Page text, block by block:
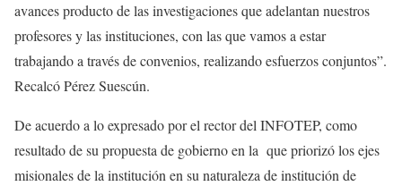
avances producto de las investigaciones que adelantan nuestros
profesores y las instituciones, con las que vamos a estar
trabajando a través de convenios, realizando esfuerzos conjuntos”.
Recalcó Pérez Suescún.
De acuerdo a lo expresado por el rector del INFOTEP, como
resultado de su propuesta de gobierno en la que priorizó los ejes
misionales de la institución en su naturaleza de institución de